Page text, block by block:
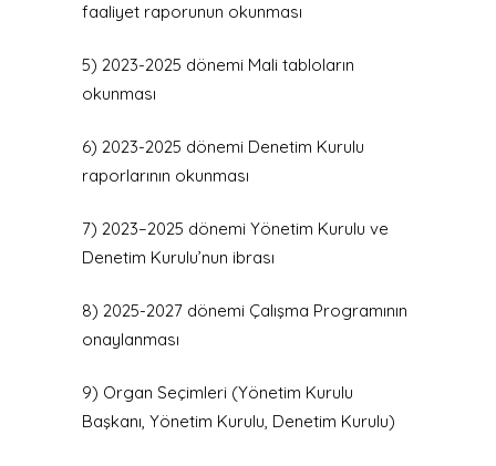
faaliyet raporunun okunması
5) 2023-2025 dönemi Mali tabloların
okunması
6) 2023-2025 dönemi Denetim Kurulu
raporlarının okunması
7) 2023–2025 dönemi Yönetim Kurulu ve
Denetim Kurulu’nun ibrası
8) 2025-2027 dönemi Çalışma Programının
onaylanması
9) Organ Seçimleri (Yönetim Kurulu
Başkanı, Yönetim Kurulu, Denetim Kurulu)